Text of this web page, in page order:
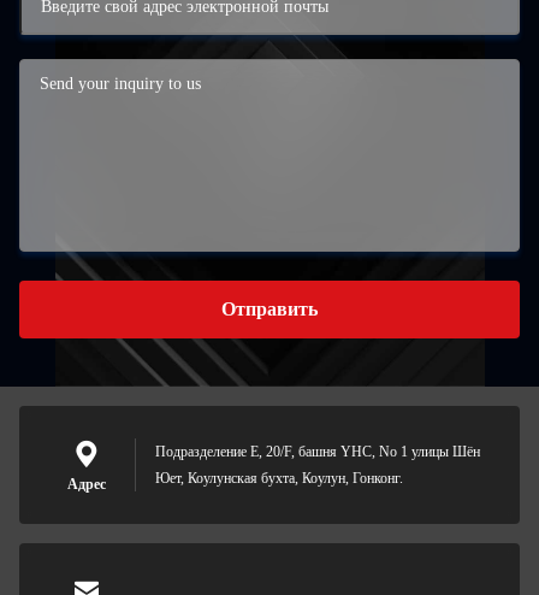
Отправить
Адрес
Подразделение E, 20/F, башня YHC, No 1 улицы Шён
Юет, Коулунская бухта, Коулун, Гонконг.